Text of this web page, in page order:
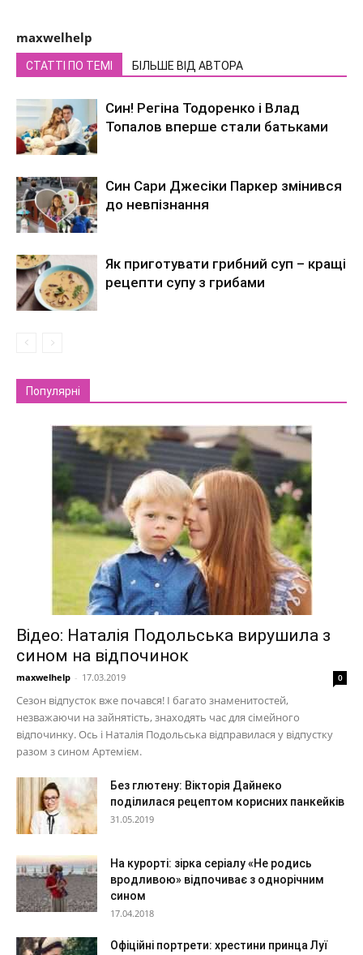
maxwelhelp
СТАТТІ ПО ТЕМІ БІЛЬШЕ ВІД АВТОРА
Син! Регіна Тодоренко і Влад
Топалов вперше стали батьками
Син Сари Джесіки Паркер змінився
до невпізнання
Як приготувати грибний суп – кращі
рецепти супу з грибами
Популярні
Відео: Наталія Подольська вирушила з
сином на відпочинок
maxwelhelp - 17.03.2019 0
Сезон відпусток вже почався! І багато знаменитостей,
незважаючи на зайнятість, знаходять час для сімейного
відпочинку. Ось і Наталія Подольська відправилася у відпустку
разом з сином Артемієм.
Без глютену: Вікторія Дайнеко
поділилася рецептом корисних панкейків
31.05.2019
На курорті: зірка серіалу «Не родись
вродливою» відпочиває з однорічним
сином
17.04.2018
Офіційні портрети: хрестини принца Луї